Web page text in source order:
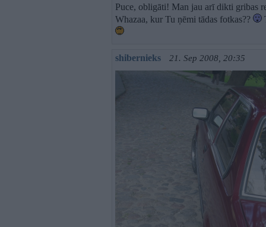
Puce, obligāti! Man jau arī dikti gribas
Whazaa, kur Tu ņēmi tādas fotkas??
shibernieks 21. Sep 2008, 20:35